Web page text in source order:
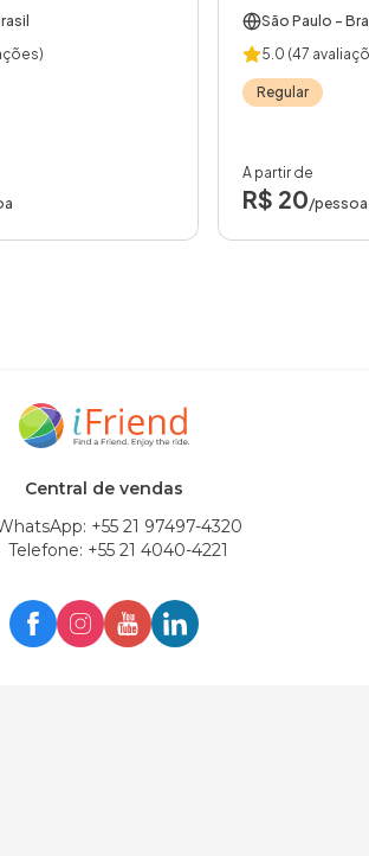
São Paulo -
5.0 (47
Regular
A partir de
R$ 20/pessoa
Central de vendas
+55 21 97497-4320
Telefone: +55 21 4040-4221